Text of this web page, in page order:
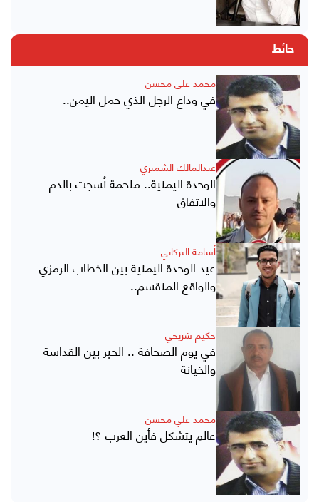
حائط
محمد علي محسن
في وداع الرجل الذي حمل اليمن..
عبدالمالك الشميري
الوحدة اليمنية.. ملحمة نُسجت بالدم
والاتفاق
أسامة البركاني
عيد الوحدة اليمنية بين الخطاب الرمزي
والواقع المنقسم..
حكيم شريحي
في يوم الصحافة .. الحبر بين القداسة
والخيانة
محمد علي محسن
عالم يتشكل فأين العرب ؟!